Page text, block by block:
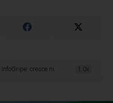
cresce número de 1.0x